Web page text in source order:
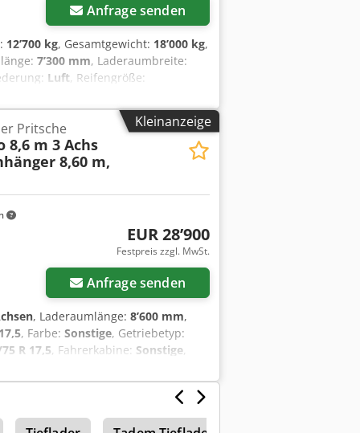
Anfrage senden
12’700 kg, Gesamtgewicht: 18’000 kg,
7’300 mm, Laderaumbreite:
Luft, Reifengröße:
keine, Ausstattung:
vorbehalten, Muster-Kleinanzeige
Pritsche
8,6 m 3 Achs
8,60 m,
EUR 28’900
Festpreis zzgl. MwSt.
Anfrage senden
, Laderaumlänge: 8’600 mm,
, Farbe: Sonstige, Getriebetyp:
R 17,5, Fahrerkabine: Sonstige,
x Rungentaschen im
ca. 1.600 mm hoch, steckbar Preis:
4 x Warntafeln mit